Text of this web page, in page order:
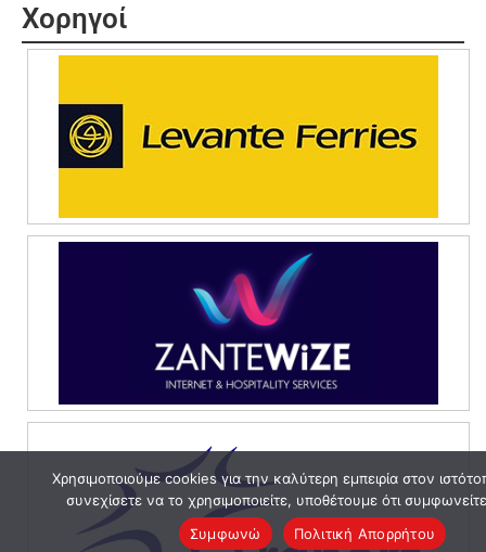
Χορηγοί
Χρησιμοποιούμε cookies για την καλύτερη εμπειρία στον
συνεχίσετε να το χρησιμοποιείτε, υποθέτουμε ότι
Συμφωνώ
Πολιτική Απορρήτου